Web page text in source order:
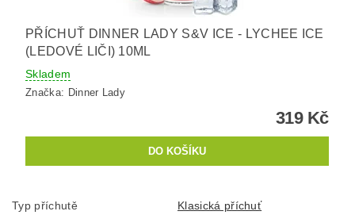
PŘÍCHUŤ DINNER LADY S&V ICE - LYCHEE ICE
(LEDOVÉ LIČI) 10ML
Skladem
Značka: Dinner Lady
319 Kč
Typ příchutě Klasická příchuť